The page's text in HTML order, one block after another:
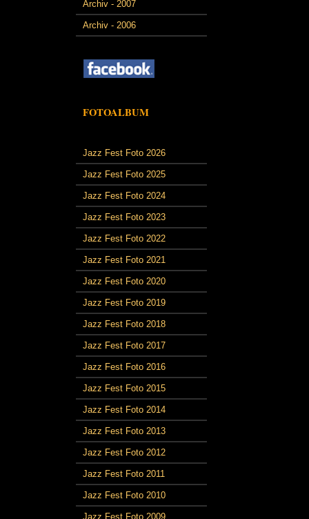
Archiv - 2007
Archiv - 2006
FOTOALBUM
Jazz Fest Foto 2026
Jazz Fest Foto 2025
Jazz Fest Foto 2024
Jazz Fest Foto 2023
Jazz Fest Foto 2022
Jazz Fest Foto 2021
Jazz Fest Foto 2020
Jazz Fest Foto 2019
Jazz Fest Foto 2018
Jazz Fest Foto 2017
Jazz Fest Foto 2016
Jazz Fest Foto 2015
Jazz Fest Foto 2014
Jazz Fest Foto 2013
Jazz Fest Foto 2012
Jazz Fest Foto 2011
Jazz Fest Foto 2010
Jazz Fest Foto 2009